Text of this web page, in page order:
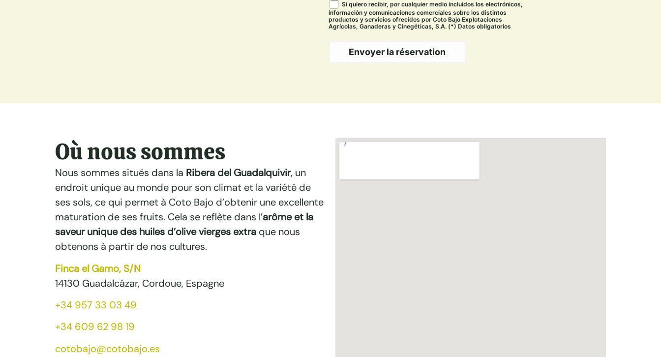
Sí quiero recibir, por cualquier medio incluidos los electrónicos,
información y comunicaciones comerciales sobre los distintos
productos y servicios ofrecidos por Coto Bajo Explotaciones
Agrícolas, Ganaderas y Cinegéticas, S.A. (*) Datos obligatorios
Envoyer la réservation
Où nous sommes
Nous sommes situés dans la Ribera del Guadalquivir, un
endroit unique au monde pour son climat et la variété de
ses sols, ce qui permet à Coto Bajo d’obtenir une excellente
maturation de ses fruits. Cela se reflète dans l’arôme et la
saveur unique des huiles d’olive vierges extra que nous
obtenons à partir de nos cultures.
Finca el Gamo, S/N
14130 Guadalcázar, Cordoue, Espagne
+34 957 33 03 49
+34 609 62 98 19
cotobajo@cotobajo.es